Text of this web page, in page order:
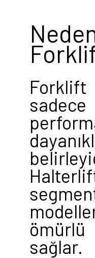
Forklift
sağlar.